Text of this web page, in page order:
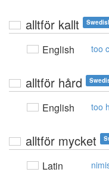
alltför kallt
English too
alltför hård
English too
alltför mycket
Latin